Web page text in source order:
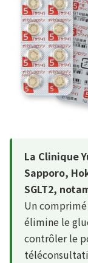
La Clinique
Sapporo,
SGLT2,
Un
élimine le
contrôler le